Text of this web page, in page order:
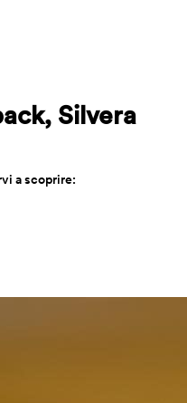
Silvera
a scoprire: